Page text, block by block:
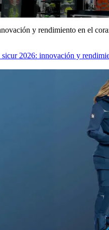
y rendimiento en el
sicur 2026: innovación y